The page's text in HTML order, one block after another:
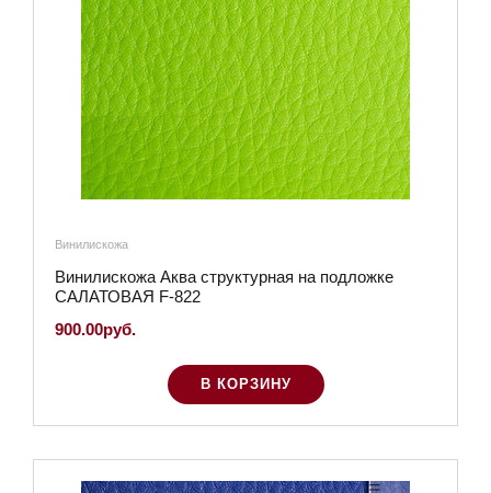
Винилискожа
Винилискожа Аква структурная на подложке
САЛАТОВАЯ F-822
900.00руб.
В КОРЗИНУ